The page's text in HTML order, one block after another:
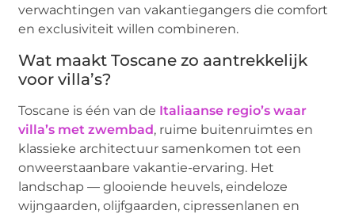
verwachtingen van vakantiegangers die comfort
en exclusiviteit willen combineren.
Wat maakt Toscane zo aantrekkelijk
voor villa’s?
Toscane is één van de Italiaanse regio’s waar
villa’s met zwembad, ruime buitenruimtes en
klassieke architectuur samenkomen tot een
onweerstaanbare vakantie-ervaring. Het
landschap — glooiende heuvels, eindeloze
wijngaarden, olijfgaarden, cipressenlanen en